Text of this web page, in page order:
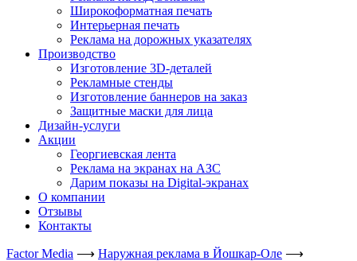
Широкоформатная печать
Интерьерная печать
Реклама на дорожных указателях
Производство
Изготовление 3D-деталей
Рекламные стенды
Изготовление баннеров на заказ
Защитные маски для лица
Дизайн-услуги
Акции
Георгиевская лента
Реклама на экранах на АЗС
Дарим показы на Digital-экранах
О компании
Отзывы
Контакты
Factor Media ⟶ Наружная реклама в Йошкар-Оле ⟶